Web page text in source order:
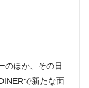
のほか、その日
で新たな面